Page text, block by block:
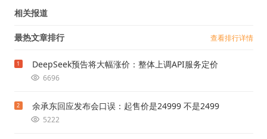
相关报道
最热文章排行 查看排行详情
1 DeepSeek预告将大幅涨价：整体上调API服务定价
6696
2 余承东回应发布会口误：起售价是24999 不是2499
5222